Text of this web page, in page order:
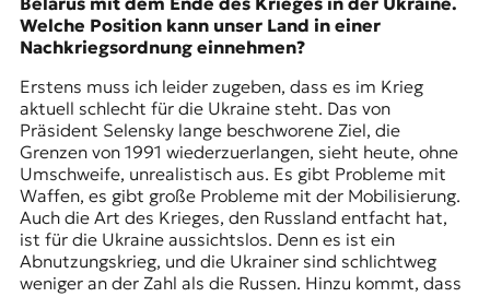
Welche Position kann unser Land in einer
Nachkriegsordnung einnehmen?
Erstens muss ich leider zugeben, dass es im Krieg
aktuell schlecht für die Ukraine steht. Das von
Präsident Selenskylange beschworene Ziel, die
Grenzen von 1991 wiederzuerlangen, sieht heute, ohne
Umschweife, unrealistisch aus. Es gibt Probleme mit
Waffen, es gibt große Probleme mit der Mobilisierung.
Auch die Art des Krieges, den Russland entfacht hat,
ist für die Ukraine aussichtslos. Denn es ist ein
Abnutzungskrieg, und die Ukrainer sind schlichtweg
weniger an der Zahl als die Russen. Hinzu kommt, dass